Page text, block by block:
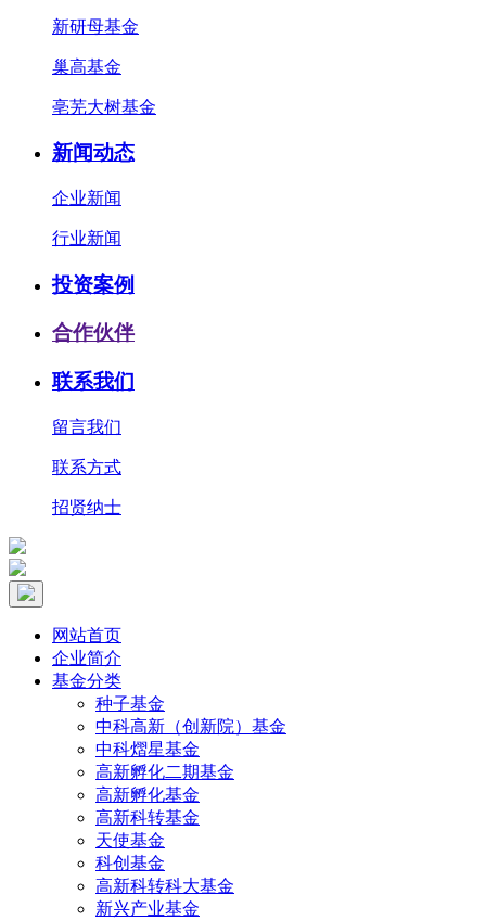
新研母基金
巢高基金
亳芜大树基金
新闻动态
企业新闻
行业新闻
投资案例
合作伙伴
联系我们
留言我们
联系方式
招贤纳士
网站首页
企业简介
基金分类
种子基金
中科高新（创新院）基金
中科熠星基金
高新孵化二期基金
高新孵化基金
高新科转基金
天使基金
科创基金
高新科转科大基金
新兴产业基金